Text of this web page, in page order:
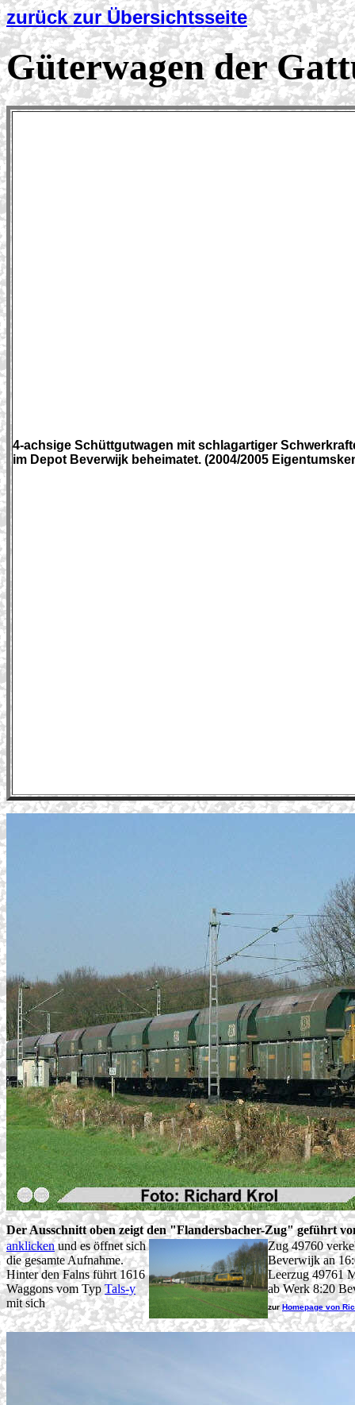
zurück zur Übersichtsseite
Güterwagen der
4-achsige Schüttgutwagen mit schlagartiger
im Depot Beverwijk beheimatet. (2004/2005
Der Ausschnitt oben zeigt den "Flandersbacher-Zug" geführt
anklickenund es öffnet sich
die gesamte Aufnahme.
Hinter den Falns führt 1616
Waggons vom Typ Tals-y
mit sich
Zug 49760
Beverwijk an
Leerzug 49761
ab Werk 8:20
zur Homepage von